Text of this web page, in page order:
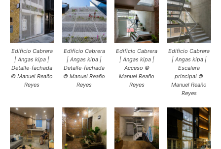
Edificio Cabrera
| Angas kipa |
Detalle-fachada
© Manuel Reaño
Reyes
Edificio Cabrera
| Angas kipa |
Detalle-fachada
© Manuel Reaño
Reyes
Edificio Cabrera
| Angas kipa |
Acceso ©
Manuel Reaño
Reyes
Edificio Cabrera
| Angas kipa |
Escalera
principal ©
Manuel Reaño
Reyes